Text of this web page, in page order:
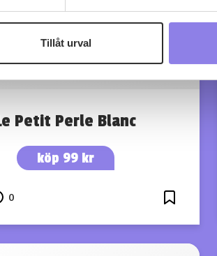
du att du är 25 år eller äldre.
Tillåt urval
Petit Perle Blanc
köp 99 kr
0